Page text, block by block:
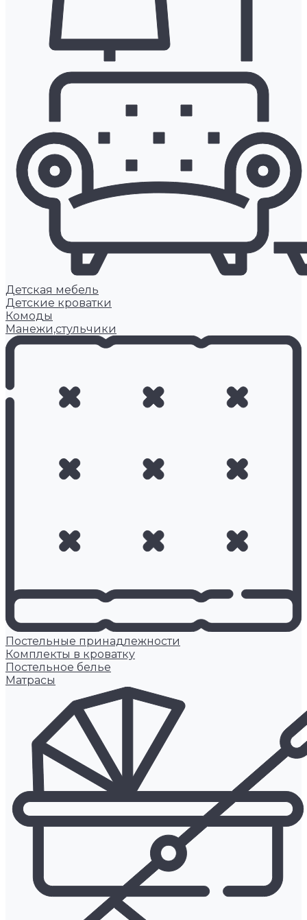
Детская мебель
Детские кроватки
Комоды
Манежи,стульчики
Постельные принадлежности
Комплекты в кроватку
Постельное белье
Матрасы